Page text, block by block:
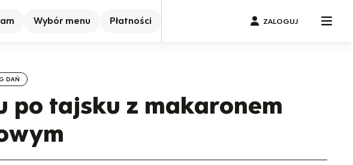
Wybór menu Płatności ZALOGUJ
DAŃ
po tajsku z makaronem